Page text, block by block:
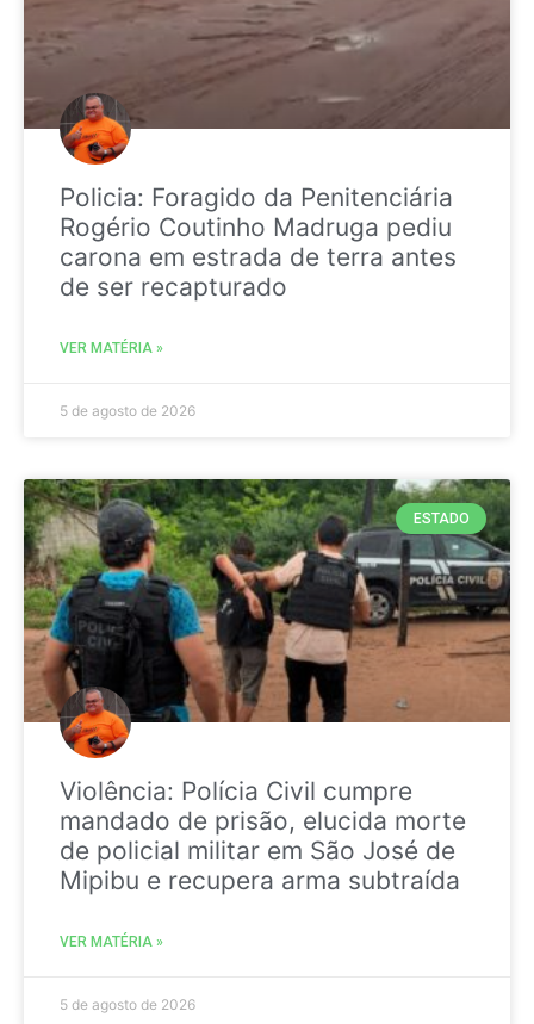
Policia: Foragido da Penitenciária
Rogério Coutinho Madruga pediu
carona em estrada de terra antes
de ser recapturado
VER MATÉRIA »
5 de agosto de 2026
ESTADO
Violência: Polícia Civil cumpre
mandado de prisão, elucida morte
de policial militar em São José de
Mipibu e recupera arma subtraída
VER MATÉRIA »
5 de agosto de 2026